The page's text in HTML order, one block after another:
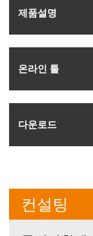
제품­설명
온라인 툴
다운로드
컨설팅